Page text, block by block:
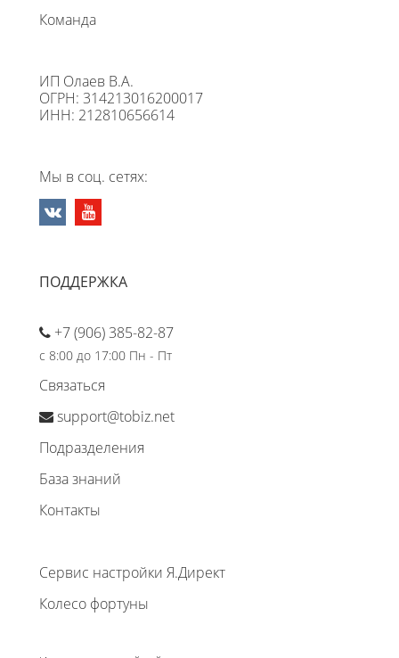
Команда
ИП Олаев В.А.
ОГРН: 314213016200017
ИНН: 212810656614
Мы в соц. сетях:
ПОДДЕРЖКА
+7 (906) 385-82-87
с 8:00 до 17:00 Пн - Пт
Связаться
support@tobiz.net
Подразделения
База знаний
Контакты
Сервис настройки Я.Директ
Колесо фортуны